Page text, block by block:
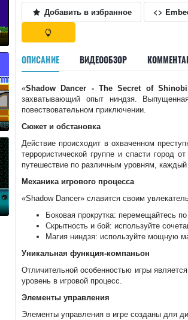
Добавить в избранное <>
ОПИСАНИЕ ВИДЕООБЗОР
«Shadow Dancer - The Secret of
захватывающий опыт ниндзя.
повествовательном приключении.
Сюжет и обстановка
Действие происходит в охваченном
террористической группе и спасти город
путешествие по различным уровням,
Механика игрового процесса
«Shadow Dancer» славится своим
Боковая прокрутка: перемещайтесь
Скрытность и бой: используйте
Магия ниндзя: используйте мощную
Уникальная функция-компаньон
Отличительной особенностью игры
уровень в игровой процесс.
Элементы управления
Элементы управления в игре созданы для